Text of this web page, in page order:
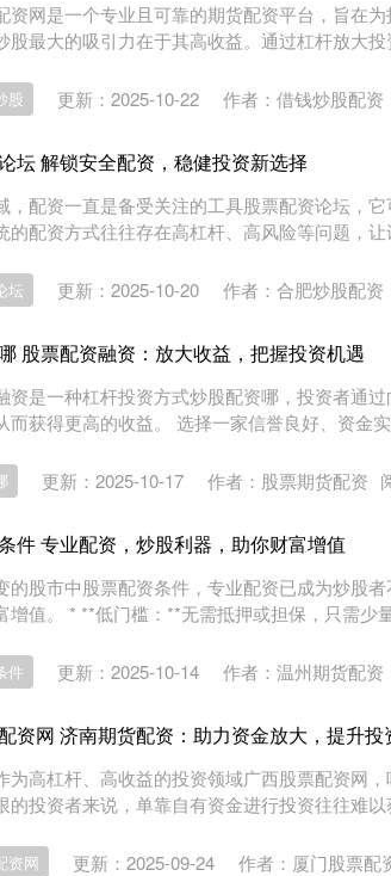
资网是一个专业且可靠的期货配资平台，旨在为
股最大的吸引力在于其高收益。通过杠杆放大
股 更新：2025-10-22 作者：借钱炒股配资
坛 解锁安全配资，稳健投资新选择
，配资一直是备受关注的工具股票配资论坛，
的配资方式往往存在高杠杆、高风险等问题，
坛 更新：2025-10-20 作者：合肥炒股配资
股票配资融资：放大收益，把握投资机遇
资是一种杠杆投资方式炒股配资哪，投资者通
而获得更高的收益。 选择一家信誉良好、资金
更新：2025-10-17 作者：股票期货配资
件 专业配资，炒股利器，助你财富增值
的股市中股票配资条件，专业配资已成为炒股
增值。 * **低门槛：**无需抵押或担保，只需少
件 更新：2025-10-14 作者：温州期货配资
资网 济南期货配资：助力资金放大，提升投
为高杠杆、高收益的投资领域广西股票配资网
的投资者来说，单靠自有资金进行投资往往难
资网 更新：2025-09-24 作者：厦门股票配